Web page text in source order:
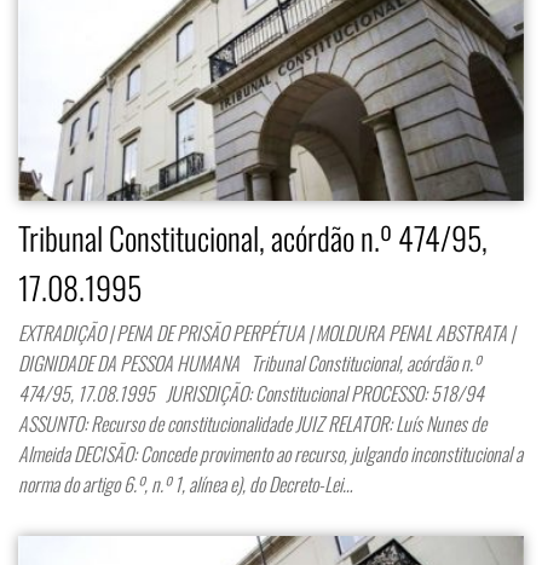
Tribunal Constitucional, acórdão n.º 474/95,
17.08.1995
EXTRADIÇÃO | PENA DE PRISÃO PERPÉTUA | MOLDURA PENAL ABSTRATA |
DIGNIDADE DA PESSOA HUMANA Tribunal Constitucional, acórdão n.º
474/95, 17.08.1995 JURISDIÇÃO: Constitucional PROCESSO: 518/94
ASSUNTO: Recurso de constitucionalidade JUIZ RELATOR: Luís Nunes de
Almeida DECISÃO: Concede provimento ao recurso, julgando inconstitucional a
norma do artigo 6.º, n.º 1, alínea e), do Decreto-Lei…